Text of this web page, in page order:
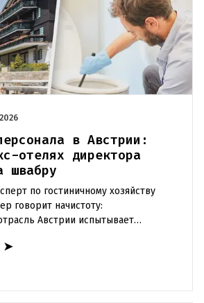
в Австрии:
отелях директора
швабру
по гостиничному хозяйству
говорит начистоту:
Австрии испытывает
даже директ
➤